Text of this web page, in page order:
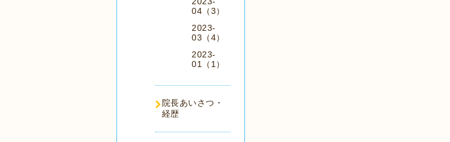
04（3）
2023-
03（4）
2023-
01（1）
院長あいさつ・
経歴